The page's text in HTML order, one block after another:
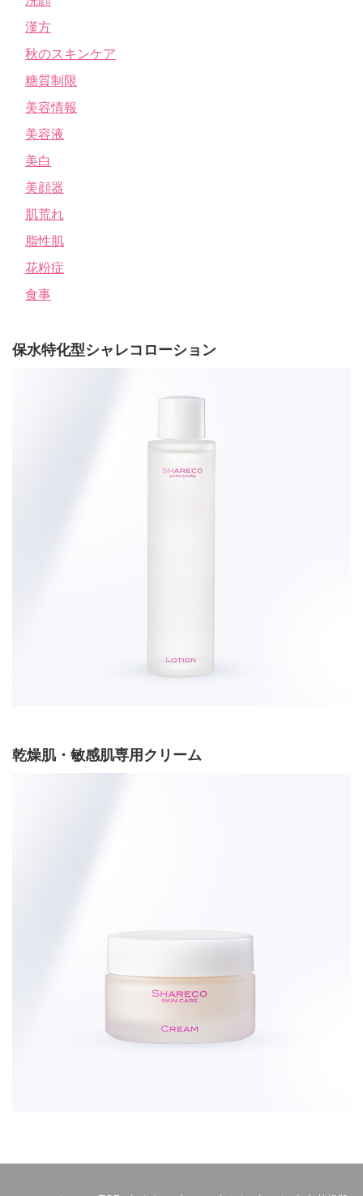
漢方
秋のスキンケア
糖質制限
美容情報
美容液
美白
美顔器
肌荒れ
脂性肌
花粉症
食事
保水特化型シャレコローション
乾燥肌・敏感肌専用クリーム